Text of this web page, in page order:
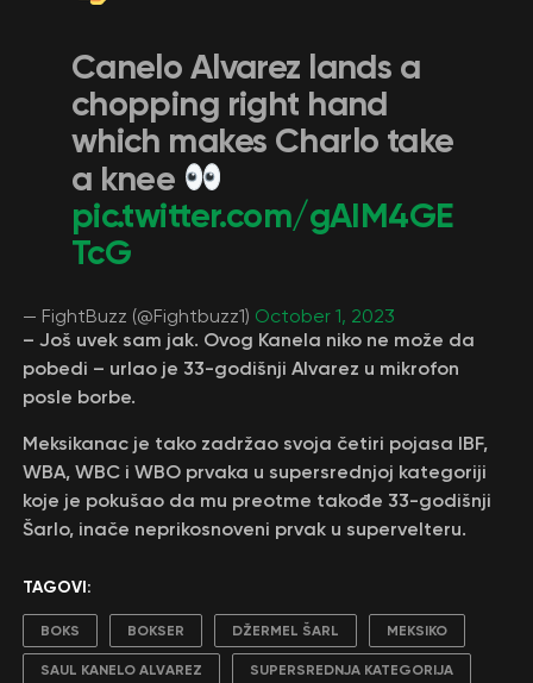
Canelo Alvarez lands a
chopping right hand
which makes Charlo take
a knee
pic.twitter.com/gAIM4GE
TcG
— FightBuzz (@Fightbuzz1) October 1, 2023
– Još uvek sam jak. Ovog Kanela niko ne može da
pobedi – urlao je 33-godišnji Alvarez u mikrofon
posle borbe.
Meksikanac je tako zadržao svoja četiri pojasa IBF,
WBA, WBC i WBO prvaka u supersrednjoj kategoriji
koje je pokušao da mu preotme takođe 33-godišnji
Šarlo, inače neprikosnoveni prvak u supervelteru.
TAGOVI:
BOKS BOKSER DŽERMEL ŠARL MEKSIKO
SAUL KANELO ALVAREZ SUPERSREDNJA KATEGORIJA